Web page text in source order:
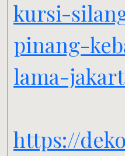
kursi-
pinang-
lama-
https://